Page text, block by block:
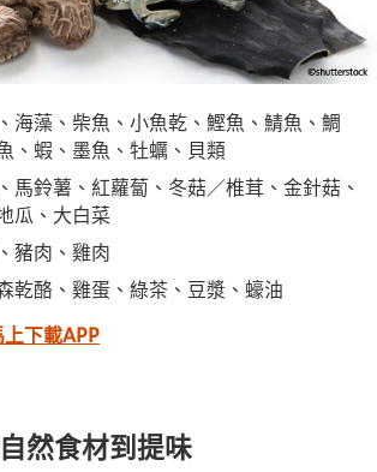
海藻、柴魚、小魚乾、鰹魚、鯖魚、鯛
、蝦、墨魚、牡蠣、貝類
馬鈴薯、紅蘿蔔、冬菇／椎茸、金針菇、
瓜、大白菜
豬肉、雞肉
乾酪、雞蛋、綠茶、豆漿、蠔油
下載APP
然食材到提味